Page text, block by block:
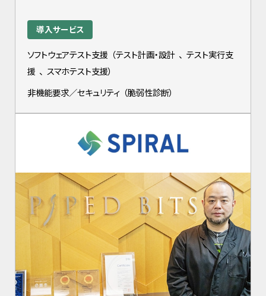
導入サービス
ソフトウェアテスト支援 （テスト計画・設計 、 テスト実行支
援 、 スマホテスト支援）
非機能要求／セキュリティ （脆弱性診断）